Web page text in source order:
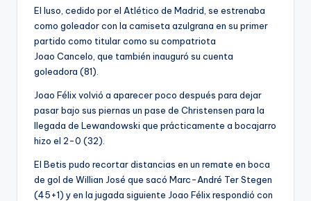
El luso, cedido por el Atlético de Madrid, se estrenaba
como goleador con la camiseta azulgrana en su primer
partido como titular como su compatriota
Joao Cancelo, que también inauguró su cuenta
goleadora (81).
Joao Félix volvió a aparecer poco después para dejar
pasar bajo sus piernas un pase de Christensen para la
llegada de Lewandowski que prácticamente a bocajarro
hizo el 2-0 (32).
El Betis pudo recortar distancias en un remate en boca
de gol de Willian José que sacó Marc-André Ter Stegen
(45+1) y en la jugada siguiente Joao Félix respondió con